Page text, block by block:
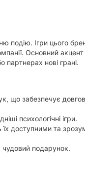
подію. Ігри цього
Основний
партнерах нові грані.
що забезпечує
психологічні ігри.
їх доступними та
подарунок.